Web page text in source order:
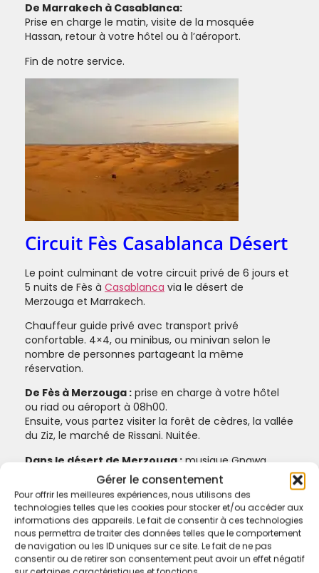
Gérer le consentement
Pour offrir les meilleures expériences, nous utilisons des
technologies telles que les cookies pour stocker et/ou accéder aux
informations des appareils. Le fait de consentir à ces technologies
nous permettra de traiter des données telles que le comportement
de navigation ou les ID uniques sur ce site. Le fait de ne pas
consentir ou de retirer son consentement peut avoir un effet négatif
De Marrakech à Casablanca:
Prise en charge le matin, visite de la mosquée
Hassan, retour à votre hôtel ou à l’aéroport.
Fin de notre service.
Circuit Fès Casablanca Désert
Le point culminant de votre circuit privé de 6 jours et
5 nuits de Fès à Casablanca via le désert de
Merzouga et Marrakech.
Chauffeur guide privé avec transport privé
confortable. 4×4, ou minibus, ou minivan selon le
nombre de personnes partageant la même
réservation.
De Fès à Merzouga : prise en charge à votre hôtel
ou riad ou aéroport à 08h00.
Ensuite, vous partez visiter la forêt de cèdres, la vallée
du Ziz, le marché de Rissani. Nuitée.
Dans le désert de Merzouga : musique Gnawa,
visite des nomades, déjeuner avec pizza berbère,
balade à dos de chameau, sandboard, musique
berbère, coucher de soleil, lever de soleil, bien sûr nuit
dans un camp de luxe dans le désert,
Vers les gorges du Dadès :musée des fossiles
d’Erfoud, gorges du Todra. Nuitée.